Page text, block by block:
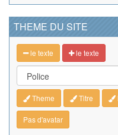
THEME DU SITE
le texte le texte
Theme Titre
Pas d'avatar